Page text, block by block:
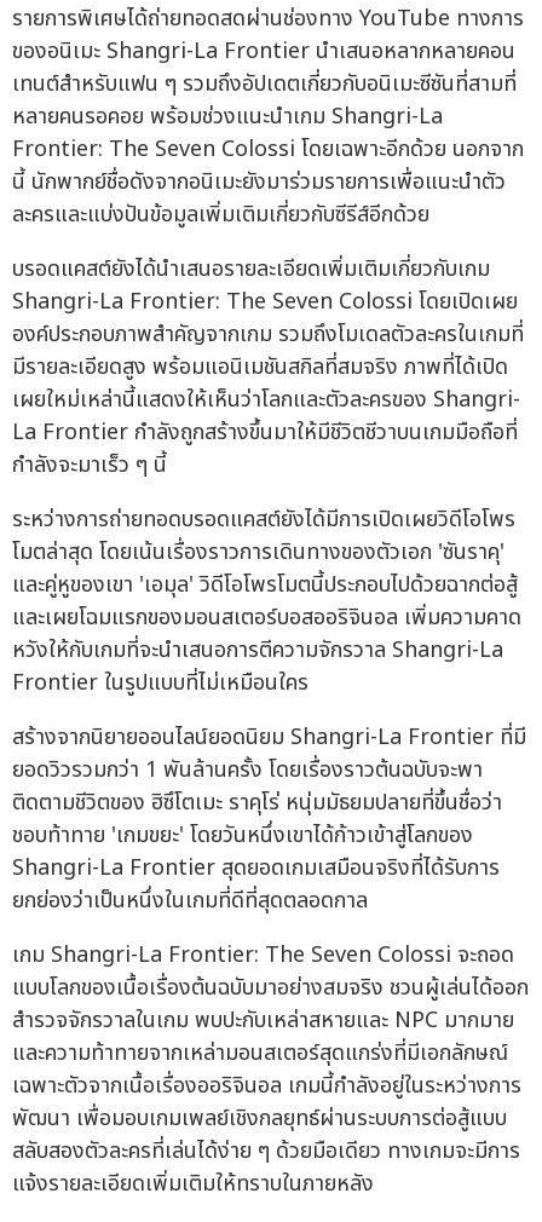
รายการพิเศษได้ถ่ายทอดสดผ่านช่องทาง YouTube ทางการ
ของอนิเมะ Shangri-La Frontier นำเสนอหลากหลายคอน
เทนต์สำหรับแฟน ๆ รวมถึงอัปเดตเกี่ยวกับอนิเมะซีซันที่สามที่
หลายคนรอคอย พร้อมช่วงแนะนำเกม Shangri-La
Frontier: The Seven Colossi โดยเฉพาะอีกด้วย นอกจาก
นี้ นักพากย์ชื่อดังจากอนิเมะยังมาร่วมรายการเพื่อแนะนำตัว
ละครและแบ่งปันข้อมูลเพิ่มเติมเกี่ยวกับซีรีส์อีกด้วย
บรอดแคสต์ยังได้นำเสนอรายละเอียดเพิ่มเติมเกี่ยวกับเกม
Shangri-La Frontier: The Seven Colossi โดยเปิดเผย
องค์ประกอบภาพสำคัญจากเกม รวมถึงโมเดลตัวละครในเกมที่
มีรายละเอียดสูง พร้อมแอนิเมชันสกิลที่สมจริง ภาพที่ได้เปิด
เผยใหม่เหล่านี้แสดงให้เห็นว่าโลกและตัวละครของ Shangri-
La Frontier กำลังถูกสร้างขึ้นมาให้มีชีวิตชีวาบนเกมมือถือที่
กำลังจะมาเร็ว ๆ นี้
ระหว่างการถ่ายทอดบรอดแคสต์ยังได้มีการเปิดเผยวิดีโอโพร
โมตล่าสุด โดยเน้นเรื่องราวการเดินทางของตัวเอก 'ซันราคุ'
และคู่หูของเขา 'เอมุล' วิดีโอโพรโมตนี้ประกอบไปด้วยฉากต่อสู้
และเผยโฉมแรกของมอนสเตอร์บอสออริจินอล เพิ่มความคาด
หวังให้กับเกมที่จะนำเสนอการตีความจักรวาล Shangri-La
Frontier ในรูปแบบที่ไม่เหมือนใคร
สร้างจากนิยายออนไลน์ยอดนิยม Shangri-La Frontier ที่มี
ยอดวิวรวมกว่า 1 พันล้านครั้ง โดยเรื่องราวต้นฉบับจะพา
ติดตามชีวิตของ ฮิซึโตเมะ ราคุโร่ หนุ่มมัธยมปลายที่ขึ้นชื่อว่า
ชอบท้าทาย 'เกมขยะ' โดยวันหนึ่งเขาได้ก้าวเข้าสู่โลกของ
Shangri-La Frontier สุดยอดเกมเสมือนจริงที่ได้รับการ
ยกย่องว่าเป็นหนึ่งในเกมที่ดีที่สุดตลอดกาล
เกม Shangri-La Frontier: The Seven Colossi จะถอด
แบบโลกของเนื้อเรื่องต้นฉบับมาอย่างสมจริง ชวนผู้เล่นได้ออก
สำรวจจักรวาลในเกม พบปะกับเหล่าสหายและ NPC มากมาย
และความท้าทายจากเหล่ามอนสเตอร์สุดแกร่งที่มีเอกลักษณ์
เฉพาะตัวจากเนื้อเรื่องออริจินอล เกมนี้กำลังอยู่ในระหว่างการ
พัฒนา เพื่อมอบเกมเพลย์เชิงกลยุทธ์ผ่านระบบการต่อสู้แบบ
สลับสองตัวละครที่เล่นได้ง่าย ๆ ด้วยมือเดียว ทางเกมจะมีการ
แจ้งรายละเอียดเพิ่มเติมให้ทราบในภายหลัง